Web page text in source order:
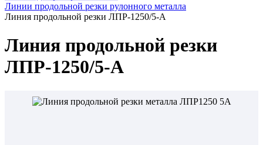
Линии продольной резки рулонного металла
Линия продольной резки ЛПР-1250/5-А
Линия продольной резки
ЛПР-1250/5-А